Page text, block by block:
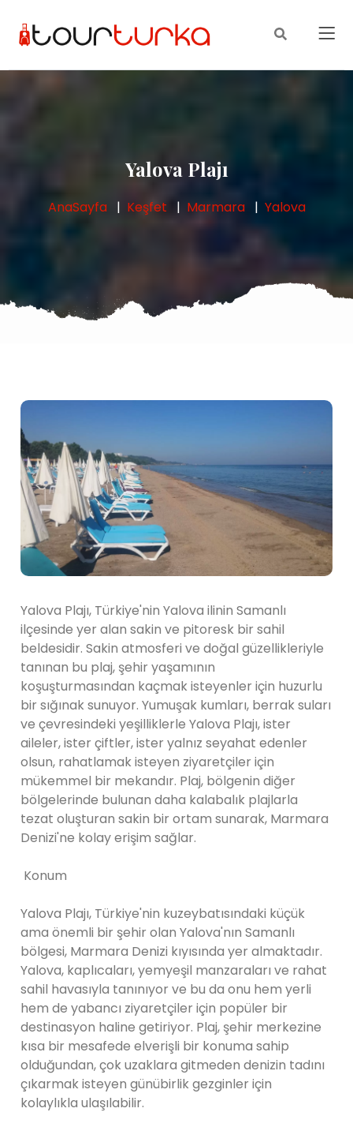
Yalova Plajı
AnaSayfa Keşfet Marmara Yalova
Yalova Plajı, Türkiye'nin Yalova ilinin Samanlı
ilçesinde yer alan sakin ve pitoresk bir sahil
beldesidir. Sakin atmosferi ve doğal güzellikleriyle
tanınan bu plaj, şehir yaşamının
koşuşturmasından kaçmak isteyenler için huzurlu
bir sığınak sunuyor. Yumuşak kumları, berrak suları
ve çevresindeki yeşilliklerle Yalova Plajı, ister
aileler, ister çiftler, ister yalnız seyahat edenler
olsun, rahatlamak isteyen ziyaretçiler için
mükemmel bir mekandır. Plaj, bölgenin diğer
bölgelerinde bulunan daha kalabalık plajlarla
tezat oluşturan sakin bir ortam sunarak, Marmara
Denizi'ne kolay erişim sağlar.
Konum
Yalova Plajı, Türkiye'nin kuzeybatısındaki küçük
ama önemli bir şehir olan Yalova'nın Samanlı
bölgesi, Marmara Denizi kıyısında yer almaktadır.
Yalova, kaplıcaları, yemyeşil manzaraları ve rahat
sahil havasıyla tanınıyor ve bu da onu hem yerli
hem de yabancı ziyaretçiler için popüler bir
destinasyon haline getiriyor. Plaj, şehir merkezine
kısa bir mesafede elverişli bir konuma sahip
olduğundan, çok uzaklara gitmeden denizin tadını
çıkarmak isteyen günübirlik gezginler için
kolaylıkla ulaşılabilir.